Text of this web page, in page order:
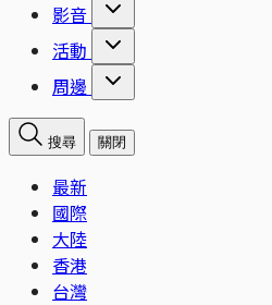
影音
活動
周邊
搜尋 關閉
最新
國際
大陸
香港
台灣